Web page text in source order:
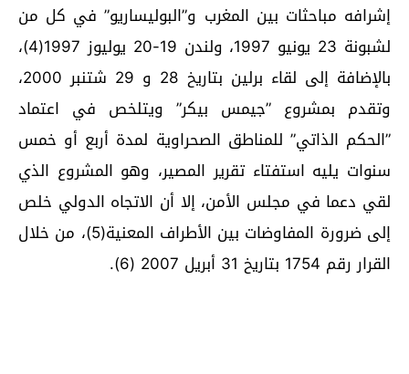
إشرافه مباحثات بين المغرب و”البوليساريو” في كل من
لشبونة 23 يونيو 1997، ولندن 19-20 يوليوز 1997(4)،
بالإضافة إلى لقاء برلين بتاريخ 28 و 29 شتنبر 2000،
وتقدم بمشروع ”جيمس بيكر” ويتلخص في اعتماد
”الحكم الذاتي” للمناطق الصحراوية لمدة أربع أو خمس
سنوات يليه استفتاء تقرير المصير، وهو المشروع الذي
لقي دعما في مجلس الأمن، إلا أن الاتجاه الدولي خلص
إلى ضرورة المفاوضات بين الأطراف المعنية(5)، من خلال
القرار رقم 1754 بتاريخ 31 أبريل 2007 (6).